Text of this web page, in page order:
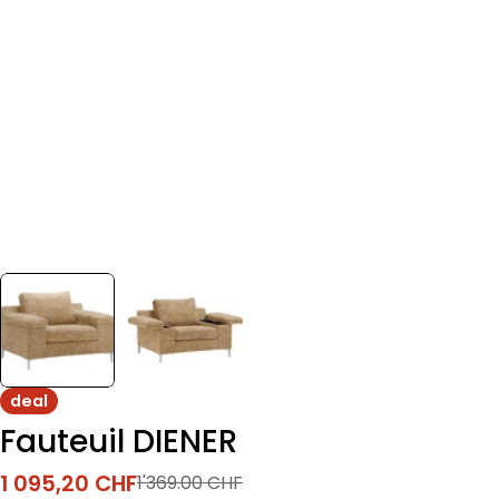
deal
Fauteuil DIENER
Prix
1 095,20 CHF
Prix
1'369.00 CHF